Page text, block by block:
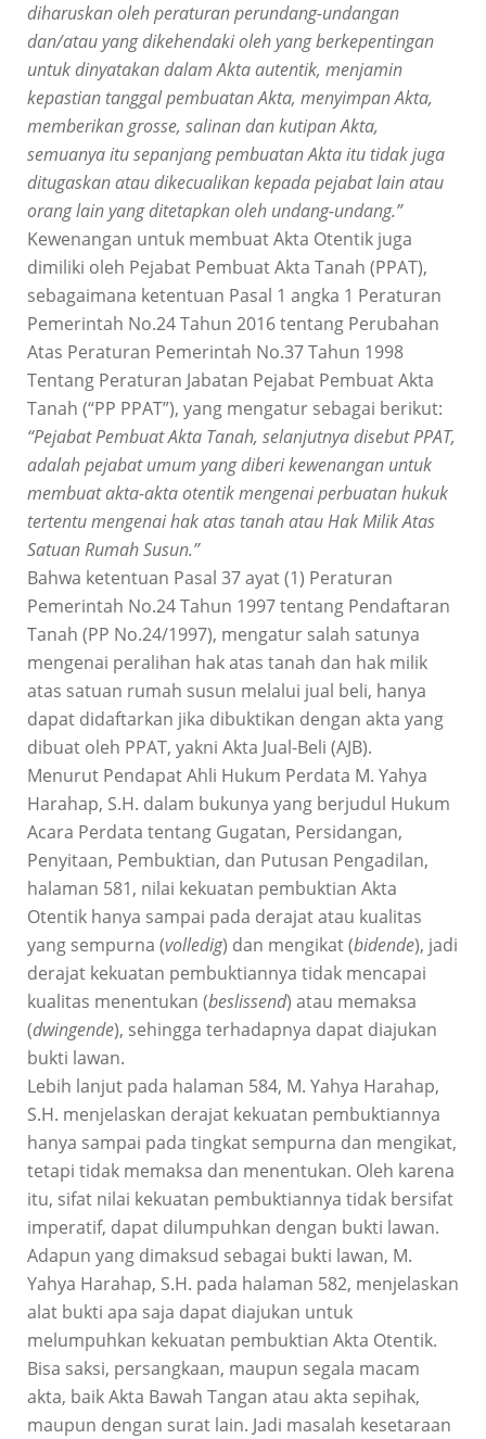
diharuskan oleh peraturan perundang-undangan
dan/atau yang dikehendaki oleh yang berkepentingan
untuk dinyatakan dalam Akta autentik, menjamin
kepastian tanggal pembuatan Akta, menyimpan Akta,
memberikan grosse, salinan dan kutipan Akta,
semuanya itu sepanjang pembuatan Akta itu tidak juga
ditugaskan atau dikecualikan kepada pejabat lain atau
orang lain yang ditetapkan oleh undang-undang.”
Kewenangan untuk membuat Akta Otentik juga
dimiliki oleh Pejabat Pembuat Akta Tanah (PPAT),
sebagaimana ketentuan Pasal 1 angka 1 Peraturan
Pemerintah No.24 Tahun 2016 tentang Perubahan
Atas Peraturan Pemerintah No.37 Tahun 1998
Tentang Peraturan Jabatan Pejabat Pembuat Akta
Tanah (“PP PPAT”), yang mengatur sebagai berikut:
“Pejabat Pembuat Akta Tanah, selanjutnya disebut PPAT,
adalah pejabat umum yang diberi kewenangan untuk
membuat akta-akta otentik mengenai perbuatan hukuk
tertentu mengenai hak atas tanah atau Hak Milik Atas
Satuan Rumah Susun.”
Bahwa ketentuan Pasal 37 ayat (1) Peraturan
Pemerintah No.24 Tahun 1997 tentang Pendaftaran
Tanah (PP No.24/1997), mengatur salah satunya
mengenai peralihan hak atas tanah dan hak milik
atas satuan rumah susun melalui jual beli, hanya
dapat didaftarkan jika dibuktikan dengan akta yang
dibuat oleh PPAT, yakni Akta Jual-Beli (AJB).
Menurut Pendapat Ahli Hukum Perdata M. Yahya
Harahap, S.H. dalam bukunya yang berjudul Hukum
Acara Perdata tentang Gugatan, Persidangan,
Penyitaan, Pembuktian, dan Putusan Pengadilan,
halaman 581, nilai kekuatan pembuktian Akta
Otentik hanya sampai pada derajat atau kualitas
yang sempurna (volledig) dan mengikat (bidende), jadi
derajat kekuatan pembuktiannya tidak mencapai
kualitas menentukan (beslissend) atau memaksa
(dwingende), sehingga terhadapnya dapat diajukan
bukti lawan.
Lebih lanjut pada halaman 584, M. Yahya Harahap,
S.H. menjelaskan derajat kekuatan pembuktiannya
hanya sampai pada tingkat sempurna dan mengikat,
tetapi tidak memaksa dan menentukan. Oleh karena
itu, sifat nilai kekuatan pembuktiannya tidak bersifat
imperatif, dapat dilumpuhkan dengan bukti lawan.
Adapun yang dimaksud sebagai bukti lawan, M.
Yahya Harahap, S.H. pada halaman 582, menjelaskan
alat bukti apa saja dapat diajukan untuk
melumpuhkan kekuatan pembuktian Akta Otentik.
Bisa saksi, persangkaan, maupun segala macam
akta, baik Akta Bawah Tangan atau akta sepihak,
maupun dengan surat lain. Jadi masalah kesetaraan